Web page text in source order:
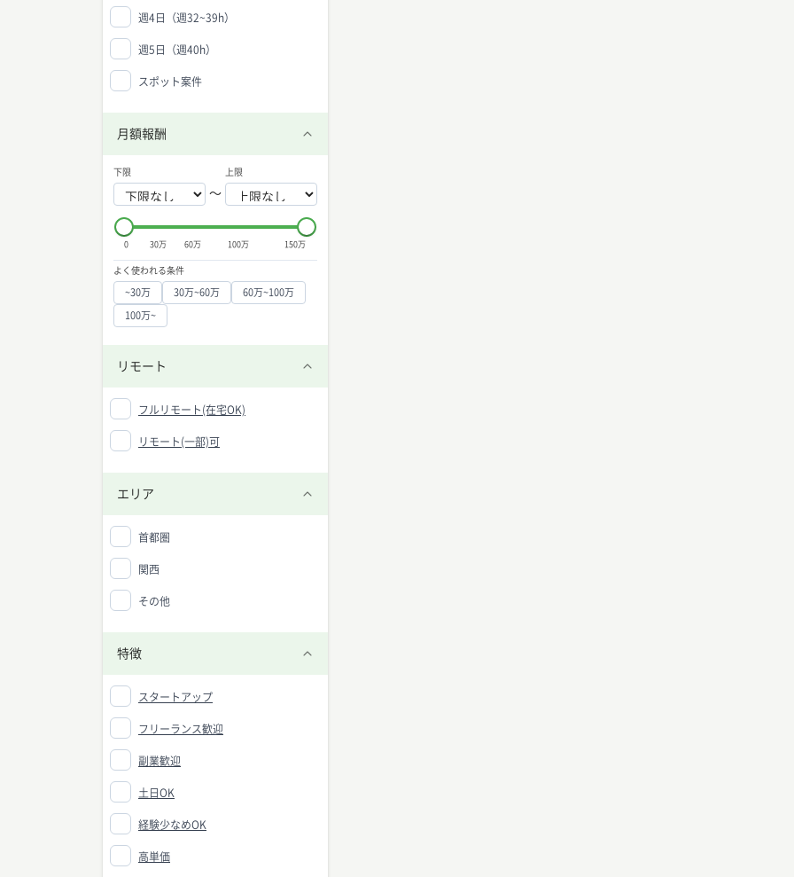
週4日（週32~39h）
週5日（週40h）
スポット案件
月額報酬
下限
〜
上限
0 30万 60万 100万 150万
よく使われる条件
~30万 30万~60万 60万~100万
100万~
リモート
フルリモート(在宅OK)
リモート(一部)可
エリア
首都圏
関西
その他
特徴
スタートアップ
フリーランス歓迎
副業歓迎
土日OK
経験少なめOK
高単価